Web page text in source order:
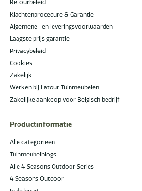
Retourbeleid
Klachtenprocedure & Garantie
Algemene- en leveringsvoorwaarden
Laagste prijs garantie
Privacybeleid
Cookies
Zakelijk
Werken bij Latour Tuinmeubelen
Zakelijke aankoop voor Belgisch bedrijf
Productinformatie
Alle categorieën
Tuinmeubelblogs
Alle 4 Seasons Outdoor Series
4 Seasons Outdoor